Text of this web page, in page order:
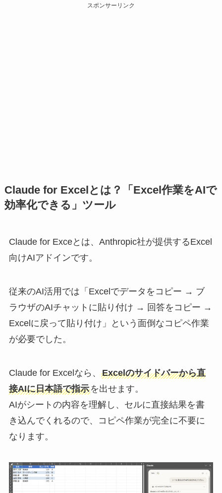
スポンサーリンク
Claude for Excelとは？「Excel作業をAIで
効率化できる」ツール
Claude for Exceとは、Anthropic社が提供するExcel
向けAIアドインです。
従来のAI活用では「Excelでデータをコピー → ブ
ラウザのAIチャットに貼り付け → 回答をコピー →
Excelに戻って貼り付け」という面倒なコピペ作業
が必要でした。
Claude for Excelなら、 Excelのサイドバーから直
接AIに日本語で指示を出せます。
AIがシートの内容を理解し、セルに直接結果を書
き込んでくれるので、コピペ作業が完全に不要に
なります。